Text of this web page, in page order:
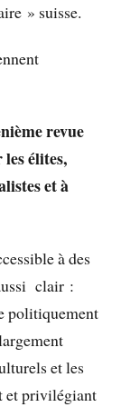
» suisse.
revue
élites,
et à
à des
clair :
politiquement
et les
et privilégiant